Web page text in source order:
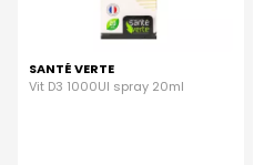
SANTÉ VERTE
Vit D3 1000UI spray 20ml